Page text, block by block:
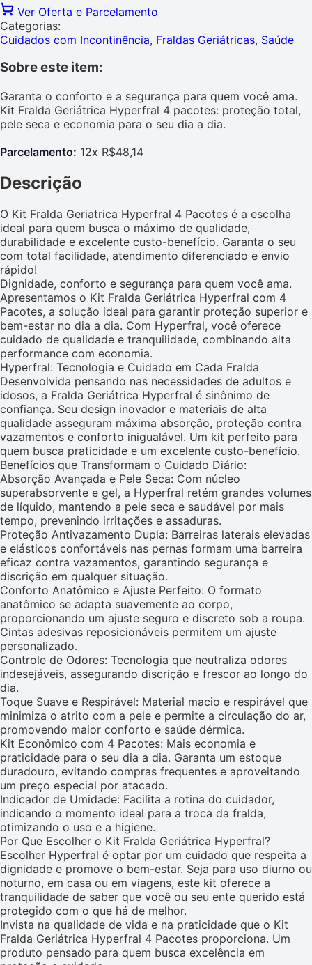
Ver Oferta e Parcelamento
Categorias:
Cuidados com Incontinência, Fraldas Geriátricas, Saúde
Sobre este item:
Garanta o conforto e a segurança para quem você ama.
Kit Fralda Geriátrica Hyperfral 4 pacotes: proteção total,
pele seca e economia para o seu dia a dia.
Parcelamento: 12x R$48,14
Descrição
O Kit Fralda Geriatrica Hyperfral 4 Pacotes é a escolha
ideal para quem busca o máximo de qualidade,
durabilidade e excelente custo-benefício. Garanta o seu
com total facilidade, atendimento diferenciado e envio
rápido!
Dignidade, conforto e segurança para quem você ama.
Apresentamos o Kit Fralda Geriátrica Hyperfral com 4
Pacotes, a solução ideal para garantir proteção superior e
bem-estar no dia a dia. Com Hyperfral, você oferece
cuidado de qualidade e tranquilidade, combinando alta
performance com economia.
Hyperfral: Tecnologia e Cuidado em Cada Fralda
Desenvolvida pensando nas necessidades de adultos e
idosos, a Fralda Geriátrica Hyperfral é sinônimo de
confiança. Seu design inovador e materiais de alta
qualidade asseguram máxima absorção, proteção contra
vazamentos e conforto inigualável. Um kit perfeito para
quem busca praticidade e um excelente custo-benefício.
Benefícios que Transformam o Cuidado Diário:
Absorção Avançada e Pele Seca: Com núcleo
superabsorvente e gel, a Hyperfral retém grandes volumes
de líquido, mantendo a pele seca e saudável por mais
tempo, prevenindo irritações e assaduras.
Proteção Antivazamento Dupla: Barreiras laterais elevadas
e elásticos confortáveis nas pernas formam uma barreira
eficaz contra vazamentos, garantindo segurança e
discrição em qualquer situação.
Conforto Anatômico e Ajuste Perfeito: O formato
anatômico se adapta suavemente ao corpo,
proporcionando um ajuste seguro e discreto sob a roupa.
Cintas adesivas reposicionáveis permitem um ajuste
personalizado.
Controle de Odores: Tecnologia que neutraliza odores
indesejáveis, assegurando discrição e frescor ao longo do
dia.
Toque Suave e Respirável: Material macio e respirável que
minimiza o atrito com a pele e permite a circulação do ar,
promovendo maior conforto e saúde dérmica.
Kit Econômico com 4 Pacotes: Mais economia e
praticidade para o seu dia a dia. Garanta um estoque
duradouro, evitando compras frequentes e aproveitando
um preço especial por atacado.
Indicador de Umidade: Facilita a rotina do cuidador,
indicando o momento ideal para a troca da fralda,
otimizando o uso e a higiene.
Por Que Escolher o Kit Fralda Geriátrica Hyperfral?
Escolher Hyperfral é optar por um cuidado que respeita a
dignidade e promove o bem-estar. Seja para uso diurno ou
noturno, em casa ou em viagens, este kit oferece a
tranquilidade de saber que você ou seu ente querido está
protegido com o que há de melhor.
Invista na qualidade de vida e na praticidade que o Kit
Fralda Geriátrica Hyperfral 4 Pacotes proporciona. Um
produto pensado para quem busca excelência em